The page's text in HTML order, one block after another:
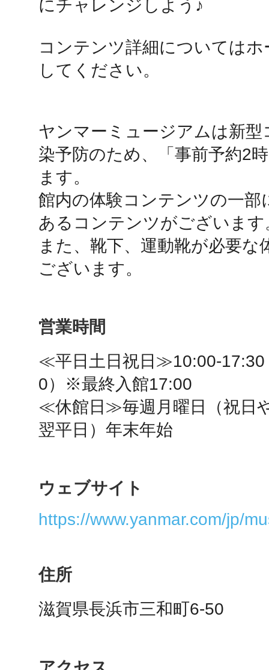
にチャレンジしよう♪
コンテンツ詳細については
してください。
ヤンマーミュージアムは新
染予防のため、「事前予約2
ます。
館内の体験コンテンツの一部
あるコンテンツがございます
また、靴下、運動靴が必要な
ございます。
営業時間
≪平日土日祝日≫10:00-17:30
0）※最終入館17:00
≪休館日≫毎週月曜日（祝日
翌平日）年末年始
ウェブサイト
https://www.yanmar.com/jp/
住所
滋賀県長浜市三和町6-50
秋葉原
日置
シモキ